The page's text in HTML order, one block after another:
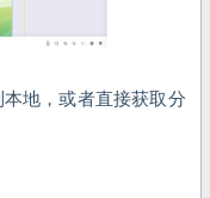
地，或者直接获取分